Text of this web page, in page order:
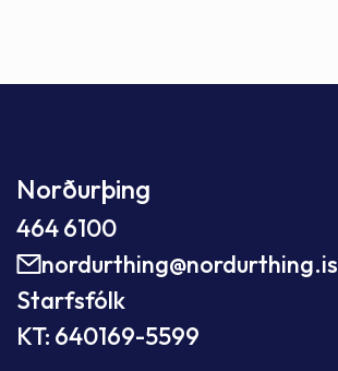
Norðurþing
464 6100
nordurthing@nordurthing.is
Starfsfólk
KT: 640169-5599